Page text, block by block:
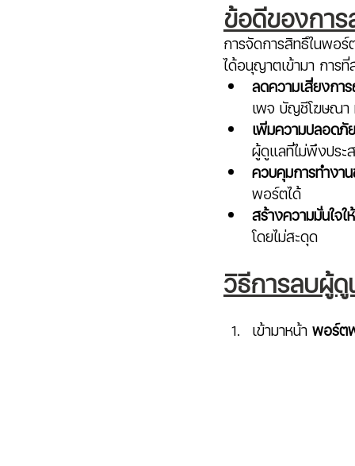
ข้อดีของกา
การจัดการสิทธิ์ในพอ
ได้อนุญาตเข้ามา การที่
ลดความเสี่ยงกา
เพจ บัญชีโฆษณา
เพิ่มความปลอดภั
ผู้ดูแลที่ไม่พึงประ
ควบคุมการทำงา
พอร์ตได้
สร้างความมั่นใจ
โดยไม่สะดุด
วิธีการลบผู้
เข้ามาหน้า พอร์ต